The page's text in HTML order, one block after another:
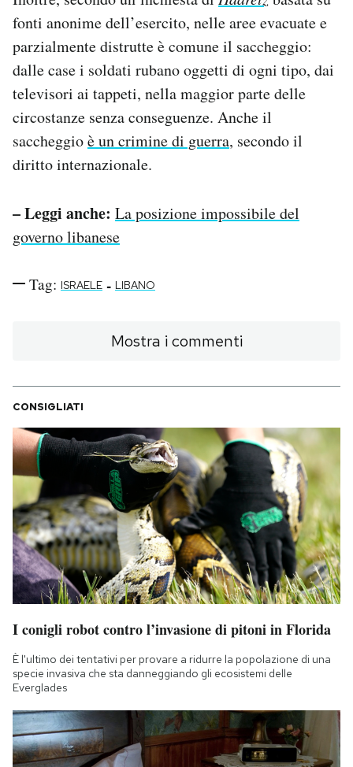
fonti anonime dell’esercito, nelle aree evacuate e
parzialmente distrutte è comune il saccheggio:
dalle case i soldati rubano oggetti di ogni tipo, dai
televisori ai tappeti, nella maggior parte delle
circostanze senza conseguenze. Anche il
saccheggioè un crimine di guerra, secondo il
diritto internazionale.
– Leggi anche: La posizione impossibile del
governo libanese
Tag: ISRAELE - LIBANO
Mostra i commenti
CONSIGLIATI
I conigli robot contro l’invasione di pitoni in Florida
È l'ultimo dei tentativi per provare a ridurre la popolazione di una
specie invasiva che sta danneggiando gli ecosistemi delle
Everglades